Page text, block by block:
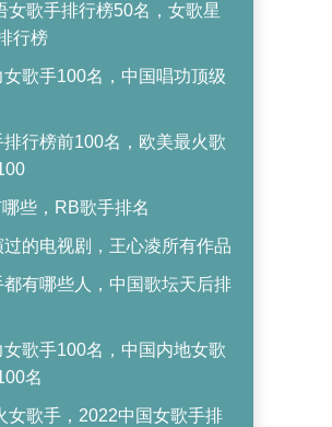
女歌手排行榜50名，女歌星
行榜
女歌手100名，中国唱功顶级
排行榜前100名，欧美最火歌
些，RB歌手排名
过的电视剧，王心凌所有作品
都有哪些人，中国歌坛天后排
女歌手100名，中国内地女歌
名
女歌手，2022中国女歌手排